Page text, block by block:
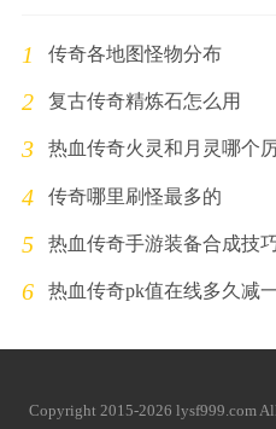
1 传奇各地图怪物分布
2 复古传奇精炼石怎么用
3 热血传奇火灵和月灵哪个
4 传奇哪里刷怪最多的
5 热血传奇手游装备合成技
6 热血传奇pk值在线多久减
Copyright 2015-2026 lysf999.com